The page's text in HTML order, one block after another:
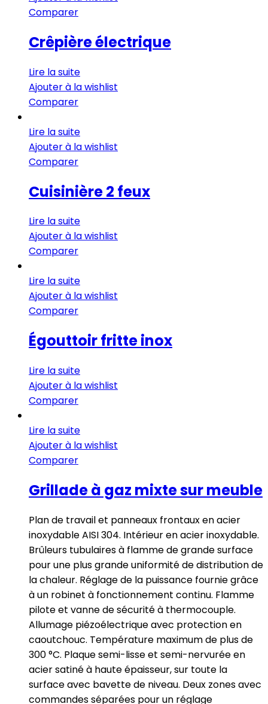
Comparer
Crêpière électrique
Lire la suite
Ajouter à la wishlist
Comparer
Lire la suite
Ajouter à la wishlist
Comparer
Cuisinière 2 feux
Lire la suite
Ajouter à la wishlist
Comparer
Lire la suite
Ajouter à la wishlist
Comparer
Égouttoir fritte inox
Lire la suite
Ajouter à la wishlist
Comparer
Lire la suite
Ajouter à la wishlist
Comparer
Grillade à gaz mixte sur meuble
Plan de travail et panneaux frontaux en acier
inoxydable AISI 304. Intérieur en acier inoxydable.
Brûleurs tubulaires à flamme de grande surface
pour une plus grande uniformité de distribution de
la chaleur. Réglage de la puissance fournie grâce
à un robinet à fonctionnement continu. Flamme
pilote et vanne de sécurité à thermocouple.
Allumage piézoélectrique avec protection en
caoutchouc. Température maximum de plus de
300 °C. Plaque semi-lisse et semi-nervurée en
acier satiné à haute épaisseur, sur toute la
surface avec bavette de niveau. Deux zones avec
commandes séparées pour un réglage